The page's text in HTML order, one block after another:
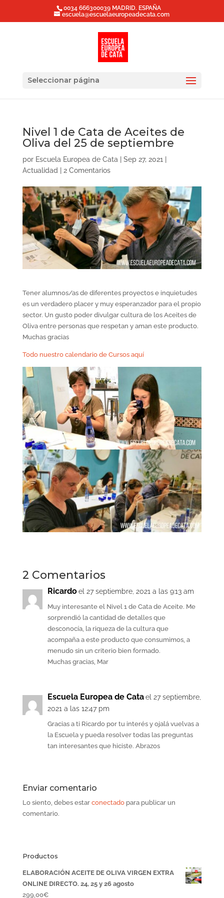
0034 666300039 MADRID. ESPAÑA
escuela@escuelaeuropeadecata.com
Seleccionar página
Nivel 1 de Cata de Aceites de
Oliva del 25 de septiembre
por Escuela Europea de Cata Sep 27, 2021
Actualidad
2 Comentarios
Tener alumnos/as de diferentes proyectos e inquietudes
es un verdadero placer y muy esperanzador para el propio
sector. Un gusto poder divulgar cultura de los Aceites de
Oliva entre personas que respetan y aman este producto.
Muchas gracias
Todo nuestro calendario de Cursos aquí
2 Comentarios
Ricardo el 27 septiembre, 2021 a las 9:13 am
Muy interesante el Nivel 1 de Cata de Aceite. Me
sorprendió la cantidad de detalles que
desconocía, la riqueza de la cultura que
acompaña a este producto que consumimos, a
menudo sin un criterio bien formado.
Muchas gracias, Mar
Escuela Europea de Cata el 27 septiembre,
2021 a las 12:47 pm
Gracias a ti Ricardo por tu interés y ojalá vuelvas a
la Escuela y pueda resolver todas las preguntas
tan interesantes que hiciste. Abrazos
Enviar comentario
Lo siento, debes estar conectadopara publicar un
comentario.
Productos
ELABORACIÓN ACEITE DE OLIVA VIRGEN EXTRA
ONLINE DIRECTO. 24, 25 y 26 agosto
299,00€